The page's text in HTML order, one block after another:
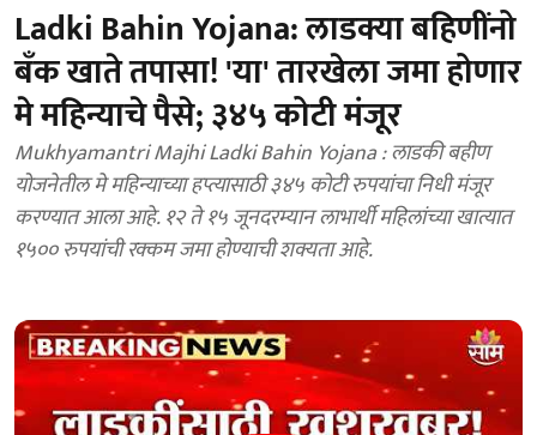
Ladki Bahin Yojana: लाडक्या बहिणींनो
बँक खाते तपासा! 'या' तारखेला जमा होणार
मे महिन्याचे पैसे; ३४५ कोटी मंजूर
Mukhyamantri Majhi Ladki Bahin Yojana : लाडकी बहीण
योजनेतील मे महिन्याच्या हप्त्यासाठी ३४५ कोटी रुपयांचा निधी मंजूर
करण्यात आला आहे. १२ ते १५ जूनदरम्यान लाभार्थी महिलांच्या खात्यात
१५०० रुपयांची रक्कम जमा होण्याची शक्यता आहे.